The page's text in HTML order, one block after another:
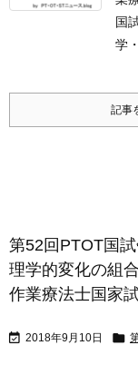
国
学
記事
第52回PTOT国
理学的変化の組
作業療法士国家
 2018年9月10日 